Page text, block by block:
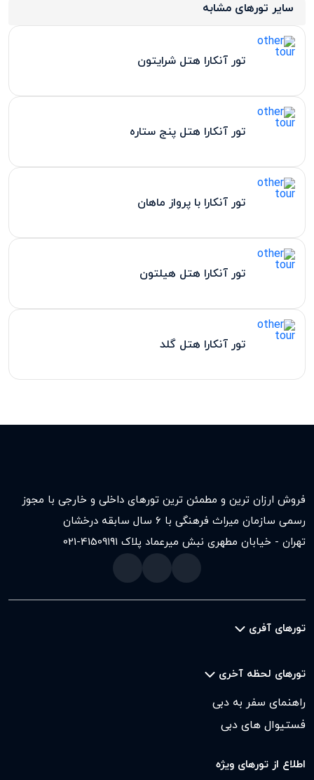
سایر تورهای مشابه
تور آنکارا هتل شرایتون
تور آنکارا هتل پنج ستاره
تور آنکارا با پرواز ماهان
تور آنکارا هتل هیلتون
تور آنکارا هتل گلد
فروش ارزان ترین و مطمئن ترین تورهای داخلی و خارجی با مجوز
رسمی سازمان میراث فرهنگی با ۶ سال سابقه درخشان
تهران - خیابان مطهری نبش میرعماد پلاک ۱۹۱
021-41509
تورهای آفری
تورهای لحظه آخری
راهنمای سفر به دبی
فستیوال های دبی
اطلاع از تورهای ویژه